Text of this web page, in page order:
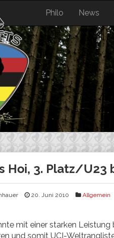
Philo News
Hoi, 3. Platz/U23
20. Juni 2010 Allgemein
mit einer starken Leistung
und somit UCI-